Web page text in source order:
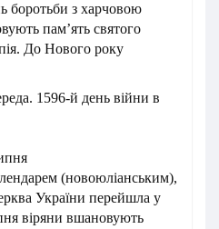
боротьби з харчовою
пам’ять святого
До Нового року
1596-й день війни в
(новоюліанським),
України перейшла у
віряни вшановують